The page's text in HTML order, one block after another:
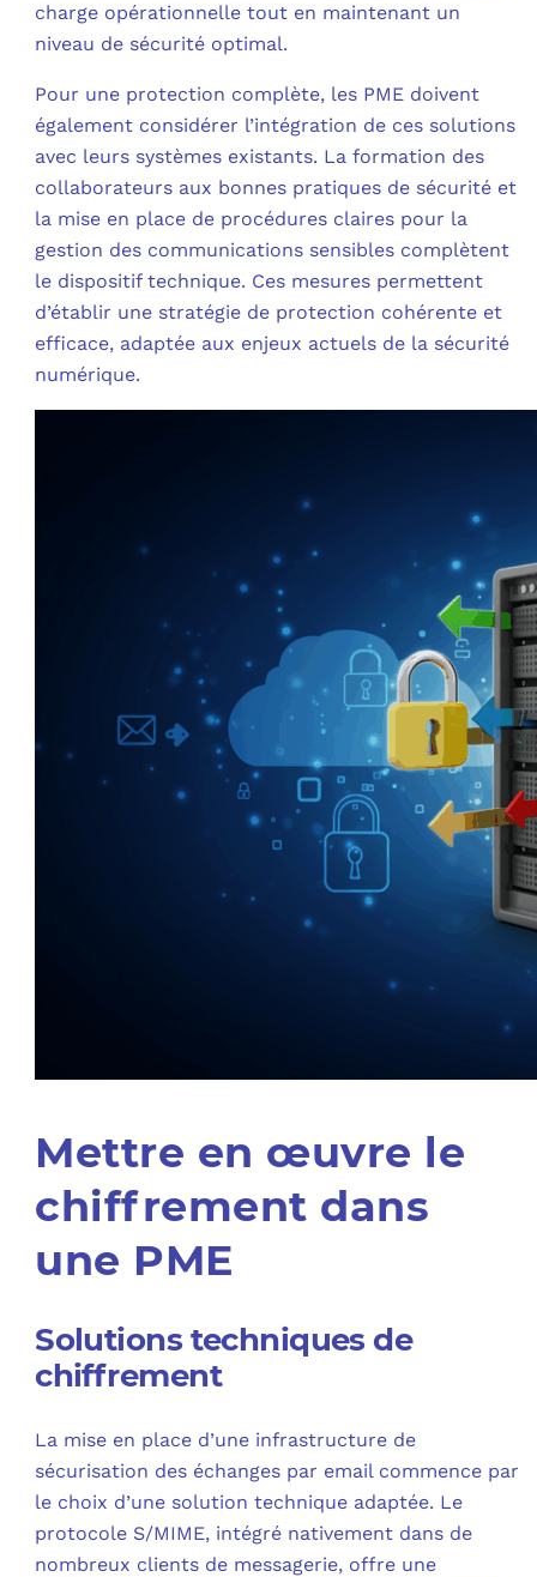
charge opérationnelle tout en maintenant un
niveau de sécurité optimal.
Pour une protection complète, les PME doivent
également considérer l’intégration de ces solutions
avec leurs systèmes existants. La formation des
collaborateurs aux bonnes pratiques de sécurité et
la mise en place de procédures claires pour la
gestion des communications sensibles complètent
le dispositif technique. Ces mesures permettent
d’établir une stratégie de protection cohérente et
efficace, adaptée aux enjeux actuels de la sécurité
numérique.
Mettre en œuvre le
chiffrement dans
une PME
Solutions techniques de
chiffrement
La mise en place d’une infrastructure de
sécurisation des échanges par email commence par
le choix d’une solution technique adaptée. Le
protocole S/MIME, intégré nativement dans de
nombreux clients de messagerie, offre une